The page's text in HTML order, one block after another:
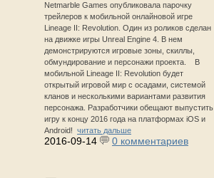
Netmarble Games опубликовала парочку
трейлеров к мобильной онлайновой игре
Lineage II: Revolution. Один из роликов сделан
на движке игры Unreal Engine 4. В нем
демонстрируются игровые зоны, скиллы,
обмундирование и персонажи проекта. В
мобильной Lineage II: Revolution будет
открытый игровой мир с осадами, системой
кланов и несколькими вариантами развития
персонажа. Разработчики обещают выпустить
игру к концу 2016 года на платформах iOS и
Android! читать дальше
2016-09-14 0 комментариев